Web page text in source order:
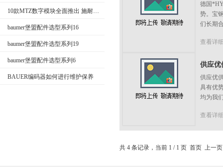
10款MTZ数字模块全面推出 施耐德电气全效助力数字化运维
baumer堡盟配件选型系列16
baumer堡盟配件选型系列19
baumer堡盟配件选型系列6
BAUER编码器如何进行维护保养
德国
势。宝
们长期
查看详
供应优
供应优
具有优
均为我
查看详
共 4 条记录，当前 1 / 1 页 首页 上一